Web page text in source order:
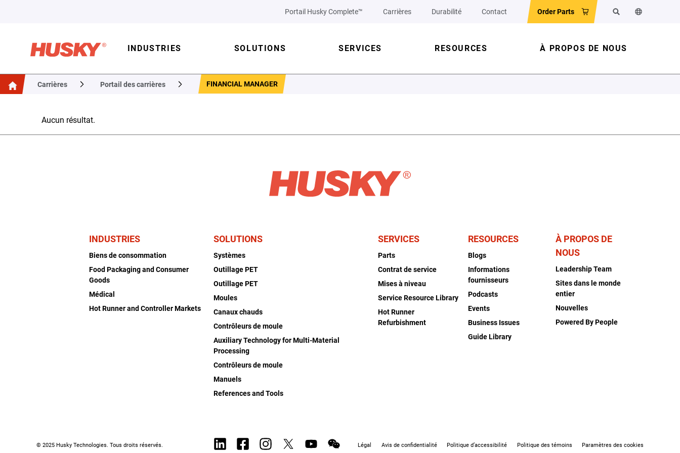
Portail Husky Complete™ Carrières Durabilité Contact Order Parts RechercherChanger la
INDUSTRIES SOLUTIONS SERVICES RESOURCES À PROPOS DE NOUS
Carrières Portail des carrières FINANCIAL MANAGER
Aucun résultat.
INDUSTRIES
Biens de consommation
Food Packaging and Consumer
Goods
Médical
Hot Runner and Controller Markets
SOLUTIONS
Systèmes
Outillage PET
Outillage PET
Moules
Canaux chauds
Contrôleurs de moule
Auxiliary Technology for Multi-Material
Processing
Contrôleurs de moule
Manuels
References and Tools
SERVICES
Parts
Contrat de service
Mises à niveau
Service Resource Library
Hot Runner
Refurbishment
RESOURCES
Blogs
Informations
fournisseurs
Podcasts
Events
Business Issues
Guide Library
À PROPOS DE
NOUS
Leadership Team
Sites dans le monde
entier
Nouvelles
Powered By People
Légal Avis de confidentialité Politique d’accessibilité Politique des témoins Paramètres des cookies
© 2025 Husky Technologies. Tous droits réservés.